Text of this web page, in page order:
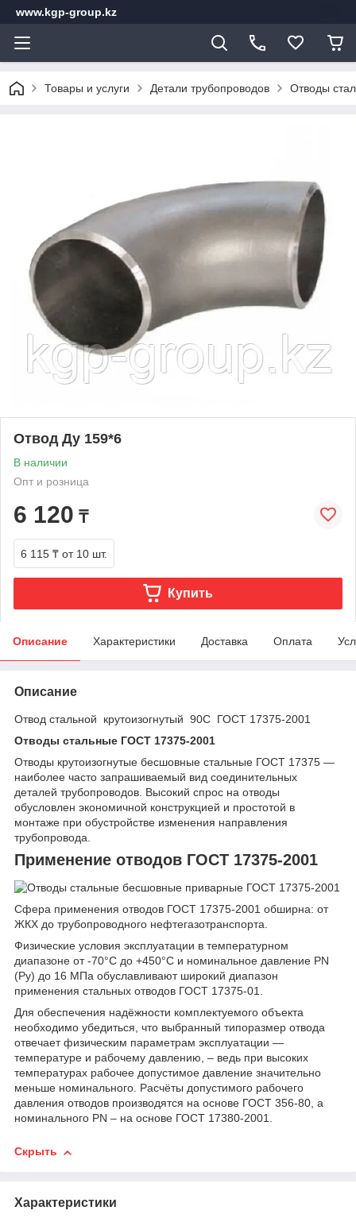
www.kgp-group.kz
Товары и услуги Детали трубопроводов Отводы
Отвод Ду 159*6
В наличии
Опт и розница
6 120 ₸
6 115 ₸ от 10 шт.
Купить
Описание Характеристики Доставка Оплата
Описание
Отвод стальной крутоизогнутый 90С ГОСТ 17375-2001
Отводы стальные ГОСТ 17375-2001
Отводы крутоизогнутые бесшовные стальные ГОСТ 17375 —
наиболее часто запрашиваемый вид соединительных
деталей трубопроводов. Высокий спрос на отводы
обусловлен экономичной конструкцией и простотой в
монтаже при обустройстве изменения направления
трубопровода.
Применение отводов ГОСТ 17375-2001
Сфера применения отводов ГОСТ 17375-2001 обширна: от
ЖКХ до трубопроводного нефтегазотранспорта.
Физические условия эксплуатации в температурном
диапазоне от -70°C до +450°C и номинальное давление PN
(Ру) до 16 МПа обуславливают широкий диапазон
применения стальных отводов ГОСТ 17375-01.
Для обеспечения надёжности комплектуемого объекта
необходимо убедиться, что выбранный типоразмер отвода
отвечает физическим параметрам эксплуатации —
температуре и рабочему давлению, – ведь при высоких
температурах рабочее допустимое давление значительно
меньше номинального. Расчёты допустимого рабочего
давления отводов производятся на основе ГОСТ 356-80, а
номинального PN – на основе ГОСТ 17380-2001.
Скрыть
Характеристики